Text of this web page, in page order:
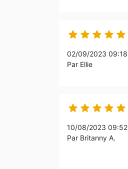
    
02/09/2023 09:18
Par Ellie
    
10/08/2023 09:52
Par Britanny A.